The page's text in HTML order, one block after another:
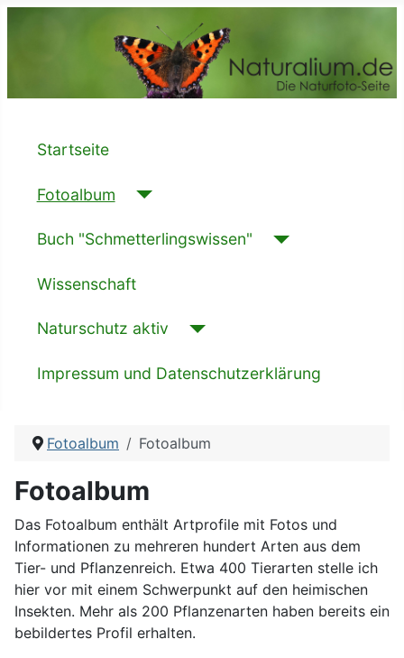
Startseite
Fotoalbum
Buch "Schmetterlingswissen"
Wissenschaft
Naturschutz aktiv
Impressum und Datenschutzerklärung
Fotoalbum Fotoalbum
Fotoalbum
Das Fotoalbum enthält Artprofile mit Fotos und
Informationen zu mehreren hundert Arten aus dem
Tier- und Pflanzenreich. Etwa 400 Tierarten stelle ich
hier vor mit einem Schwerpunkt auf den heimischen
Insekten. Mehr als 200 Pflanzenarten haben bereits ein
bebildertes Profil erhalten.